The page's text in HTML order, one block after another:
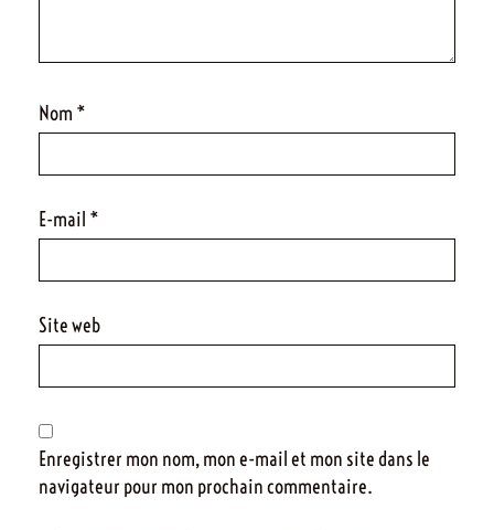
Nom *
E-mail *
Site web
Enregistrer mon nom, mon e-mail et mon site dans le
navigateur pour mon prochain commentaire.